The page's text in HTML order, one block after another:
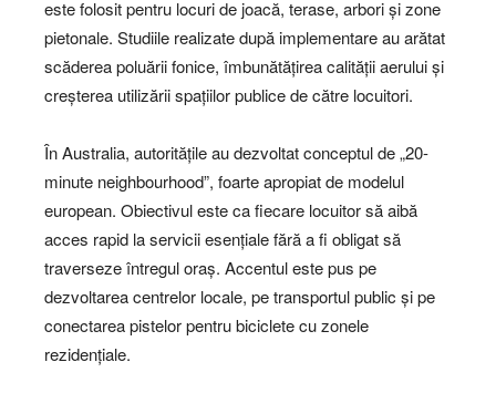
este folosit pentru locuri de joacă, terase, arbori și zone
pietonale. Studiile realizate după implementare au arătat
scăderea poluării fonice, îmbunătățirea calității aerului și
creșterea utilizării spațiilor publice de către locuitori.
În Australia, autoritățile au dezvoltat conceptul de „20-
minute neighbourhood”, foarte apropiat de modelul
european. Obiectivul este ca fiecare locuitor să aibă
acces rapid la servicii esențiale fără a fi obligat să
traverseze întregul oraș. Accentul este pus pe
dezvoltarea centrelor locale, pe transportul public și pe
conectarea pistelor pentru biciclete cu zonele
rezidențiale.